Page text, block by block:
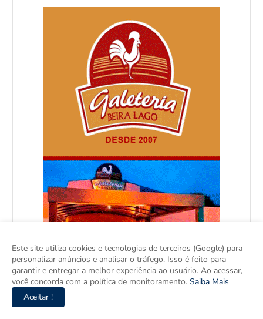
Este site utiliza cookies e tecnologias de terceiros (Google) para
personalizar anúncios e analisar o tráfego. Isso é feito para
garantir e entregar a melhor experiência ao usuário. Ao acessar,
você concorda com a política de monitoramento. Saiba Mais
Aceitar !